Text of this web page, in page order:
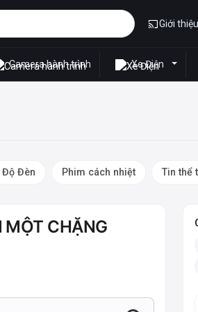
Giới thiệu
Camera hành trình Xe Điện
Độ Đèn Phim cách nhiệt Tin thể
MỘT CHẶNG